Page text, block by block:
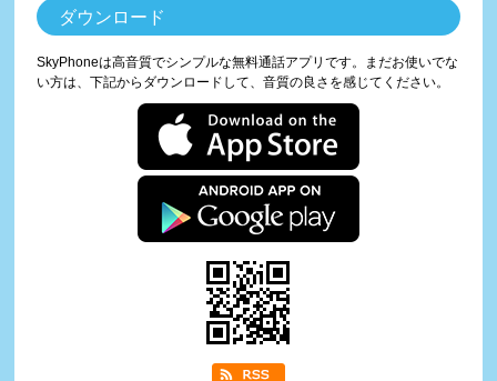
ダウンロード
SkyPhoneは高音質でシンプルな無料通話アプリです。まだお使いでな
い方は、下記からダウンロードして、音質の良さを感じてください。